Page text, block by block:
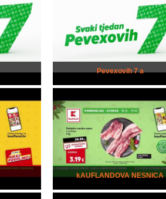
Pevexovih 7 a
kAUFLANDOVA NESNICA